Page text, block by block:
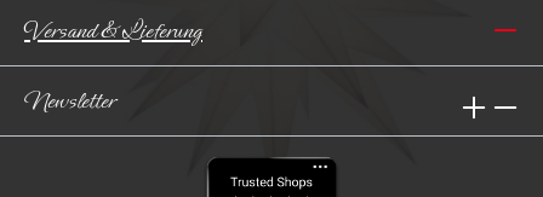
Versand & Lieferung
Newsletter